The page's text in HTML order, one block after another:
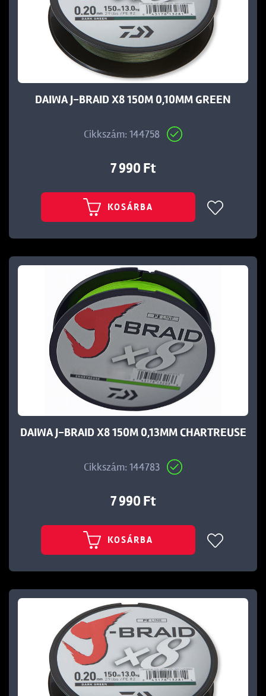
DAIWA J-BRAID X8 150M 0,10MM GREEN
Cikkszám: 144758
7 990 Ft
KOSÁRBA
DAIWA J-BRAID X8 150M 0,13MM CHARTREUSE
Cikkszám: 144783
7 990 Ft
KOSÁRBA